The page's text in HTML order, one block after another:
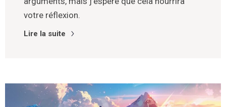
votre réflexion.
Lire la suite